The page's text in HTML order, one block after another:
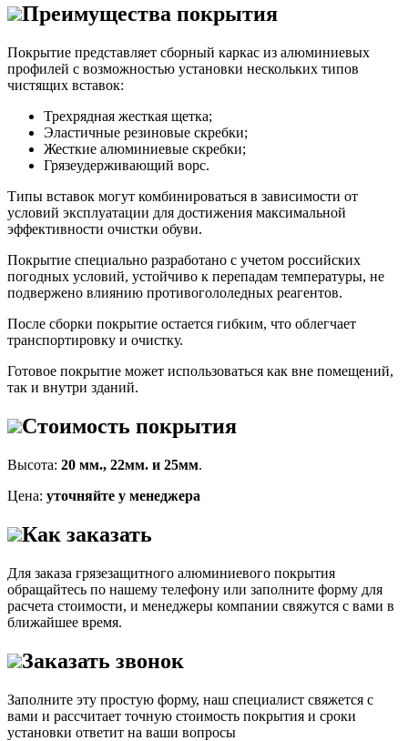
Преимущества покрытия
Покрытие представляет сборный каркас из алюминиевых
профилей с возможностью установки нескольких типов
чистящих вставок:
Трехрядная жесткая щетка;
Эластичные резиновые скребки;
Жесткие алюминиевые скребки;
Грязеудерживающий ворс.
Типы вставок могут комбинироваться в зависимости от
условий эксплуатации для достижения максимальной
эффективности очистки обуви.
Покрытие специально разработано с учетом российских
погодных условий, устойчиво к перепадам температуры, не
подвержено влиянию противогололедных реагентов.
После сборки покрытие остается гибким, что облегчает
транспортировку и очистку.
Готовое покрытие может использоваться как вне помещений,
так и внутри зданий.
Стоимость покрытия
Высота: 20 мм., 22мм. и 25мм.
Цена: уточняйте у менеджера
Как заказать
Для заказа грязезащитного алюминиевого покрытия
обращайтесь по нашему телефону или заполните форму для
расчета стоимости, и менеджеры компании свяжутся с вами в
ближайшее время.
Заказать звонок
Заполните эту простую форму, наш специалист свяжется с
вами и рассчитает точную стоимость покрытия и сроки
установки ответит на ваши вопросы